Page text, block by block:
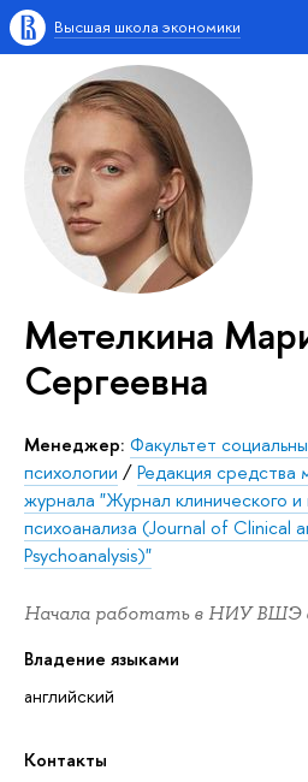
Высшая школа экономики
Метелкина
Сергеевна
Менеджер: Факультет
психологии /Редакция
журнала "Журнал клинического и
психоанализа (Journal of Clinical
Psychoanalysis)"
Начала работать в НИУ ВШЭ в
Владение языками
английский
Контакты